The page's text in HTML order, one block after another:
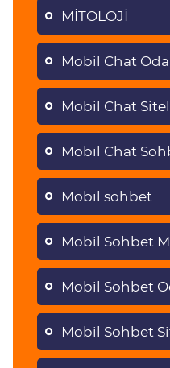
MİTOLOJİ
Mobil Chat
Mobil Chat
Mobil Chat
Mobil sohbet
Mobil Sohbet
Mobil Sohbet
Mobil Sohbet